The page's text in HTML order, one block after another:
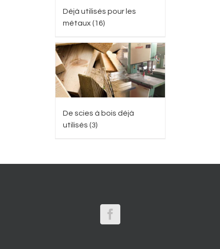
Déjà utilisés pour les
métaux(16)
De scies à bois déjà
utilisés (3)